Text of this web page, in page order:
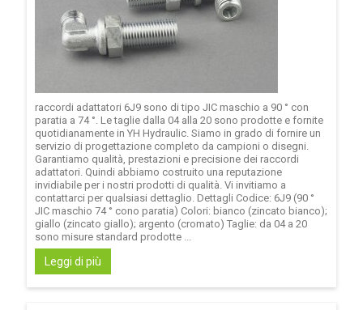
raccordi adattatori 6J9 sono di tipo JIC maschio a 90 ° con
paratia a 74 °. Le taglie dalla 04 alla 20 sono prodotte e fornite
quotidianamente in YH Hydraulic. Siamo in grado di fornire un
servizio di progettazione completo da campioni o disegni.
Garantiamo qualità, prestazioni e precisione dei raccordi
adattatori. Quindi abbiamo costruito una reputazione
invidiabile per i nostri prodotti di qualità. Vi invitiamo a
contattarci per qualsiasi dettaglio. Dettagli Codice: 6J9 (90 °
JIC maschio 74 ° cono paratia) Colori: bianco (zincato bianco);
giallo (zincato giallo); argento (cromato) Taglie: da 04 a 20
sono misure standard prodotte ...
Leggi di più